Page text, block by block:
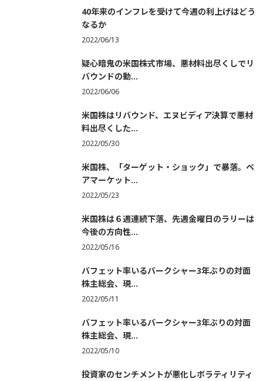
40年来のインフレを受けて今週の利上げはどう
なるか
2022/06/13
疑心暗鬼の米国株式市場、悪材料出尽くしでリ
バウンドの動...
2022/06/06
米国株はリバウンド、エヌビディア決算で悪材
料出尽くした...
2022/05/30
米国株、「ターゲット・ショック」で暴落。ベ
アマーケット...
2022/05/23
米国株は６週連続下落、先週金曜日のラリーは
今後の方向性...
2022/05/16
バフェット率いるバークシャー3年ぶりの対面
株主総会、現...
2022/05/11
バフェット率いるバークシャー3年ぶりの対面
株主総会、現...
2022/05/10
投資家のセンチメントが悪化しボラティリティ